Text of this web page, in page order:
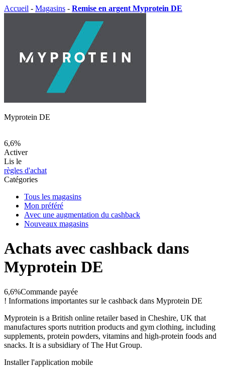
Accueil - Magasins - Remise en argent Myprotein DE
Myprotein DE
6,6%
Activer
Lis le
règles d'achat
Catégories
Tous les magasins
Mon préféré
Avec une augmentation du cashback
Nouveaux magasins
Achats avec cashback dans
Myprotein DE
6,6%Commande payée
! Informations importantes sur le cashback dans Myprotein DE
Myprotein is a British online retailer based in Cheshire, UK that
manufactures sports nutrition products and gym clothing, including
supplements, protein powders, vitamins and high-protein foods and
snacks. It is a subsidiary of The Hut Group.
Installer l'application mobile